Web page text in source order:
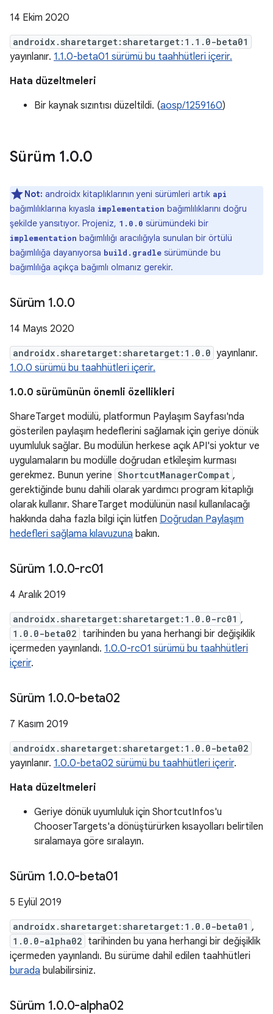
14 Ekim 2020
androidx.sharetarget:sharetarget:1.1.0-beta01
yayınlanır. 1.1.0-beta01 sürümü bu taahhütleri içerir.
Hata düzeltmeleri
Bir kaynak sızıntısı düzeltildi. (aosp/1259160)
Sürüm 1.0.0
Not: androidx kitaplıklarının yeni sürümleri artık api
bağımlılıklarına kıyasla implementation bağımlılıklarını doğru
şekilde yansıtıyor. Projeniz, 1.0.0 sürümündeki bir
implementation bağımlılığı aracılığıyla sunulan bir örtülü
bağımlılığa dayanıyorsa build.gradle sürümünde bu
bağımlılığa açıkça bağımlı olmanız gerekir.
Sürüm 1.0.0
14 Mayıs 2020
androidx.sharetarget:sharetarget:1.0.0 yayınlanır.
1.0.0 sürümü bu taahhütleri içerir.
1.0.0 sürümünün önemli özellikleri
ShareTarget modülü, platformun Paylaşım Sayfası'nda
gösterilen paylaşım hedeflerini sağlamak için geriye dönük
uyumluluk sağlar. Bu modülün herkese açık API'si yoktur ve
uygulamaların bu modülle doğrudan etkileşim kurması
gerekmez. Bunun yerine ShortcutManagerCompat ,
gerektiğinde bunu dahili olarak yardımcı program kitaplığı
olarak kullanır. ShareTarget modülünün nasıl kullanılacağı
hakkında daha fazla bilgi için lütfen Doğrudan Paylaşım
hedefleri sağlama kılavuzuna bakın.
Sürüm 1.0.0-rc01
4 Aralık 2019
androidx.sharetarget:sharetarget:1.0.0-rc01 ,
1.0.0-beta02 tarihinden bu yana herhangi bir değişiklik
içermeden yayınlandı. 1.0.0-rc01 sürümü bu taahhütleri
içerir.
Sürüm 1.0.0-beta02
7 Kasım 2019
androidx.sharetarget:sharetarget:1.0.0-beta02
yayınlanır. 1.0.0-beta02 sürümü bu taahhütleri içerir.
Hata düzeltmeleri
Geriye dönük uyumluluk için ShortcutInfos'u
ChooserTargets'a dönüştürürken kısayolları belirtilen
sıralamaya göre sıralayın.
Sürüm 1.0.0-beta01
5 Eylül 2019
androidx.sharetarget:sharetarget:1.0.0-beta01 ,
1.0.0-alpha02 tarihinden bu yana herhangi bir değişiklik
içermeden yayınlandı. Bu sürüme dahil edilen taahhütleri
burada bulabilirsiniz.
Sürüm 1.0.0-alpha02